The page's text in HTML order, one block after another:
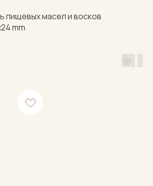
пищевых масел и восков
mm